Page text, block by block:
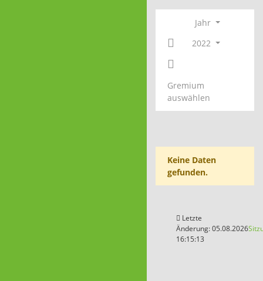
Jahr
2022
Gremium
auswählen
Keine Daten
gefunden.
Letzte
Änderung: 05.08.2026
16:15:13